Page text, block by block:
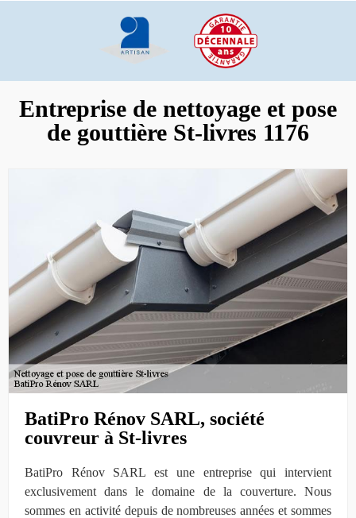
Entreprise de nettoyage et pose
de gouttière St-livres 1176
BatiPro Rénov SARL, société
couvreur à St-livres
BatiPro Rénov SARL est une entreprise qui intervient
exclusivement dans le domaine de la couverture. Nous
sommes en activité depuis de nombreuses années et sommes